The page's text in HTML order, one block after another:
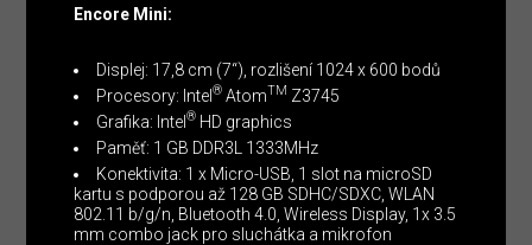
Encore Mini:
Displej: 17,8 cm (7“), rozlišení 1024 x 600 bodů
Procesory: Intel® AtomTM Z3745
Grafika: Intel® HD graphics
Paměť: 1 GB DDR3L 1333MHz
Konektivita: 1 x Micro-USB, 1 slot na microSD
kartu s podporou až 128 GB SDHC/SDXC, WLAN
802.11 b/g/n, Bluetooth 4.0, Wireless Display, 1x 3.5
mm combo jack pro sluchátka a mikrofon